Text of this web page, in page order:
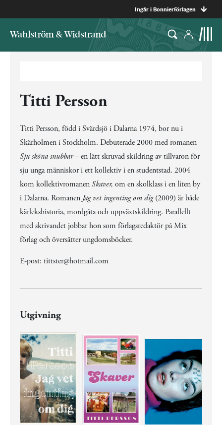
Ingår i Bonnierförlagen
Titti Persson
Titti Persson, född i Svärdsjö i Dalarna 1974, bor nu i
Skärholmen i Stockholm. Debuterade 2000 med romanen
Sju sköna snubbar –en lätt skruvad skildring av tillvaron för
sju unga människor i ett kollektiv i en studentstad. 2004
kom kollektivromanenSkaver, om en skolklass i en liten by
i Dalarna. Romanen Jag vet ingenting om dig(2009) är både
kärlekshistoria, mordgåta och uppväxtskildring. Parallellt
med skrivandet jobbar hon som förlagsredaktör på Mix
förlag och översätter ungdomsböcker.
E-post: tittster@hotmail.com
Utgivning